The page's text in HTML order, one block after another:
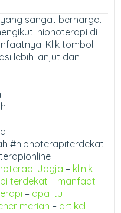
sangat berharga.
hipnoterapi di
Klik tombol
lebih lanjut dan
#hipnoterapiterdekat
Jogja – klinik
terdekat – manfaat
– apa itu
meriah – artikel